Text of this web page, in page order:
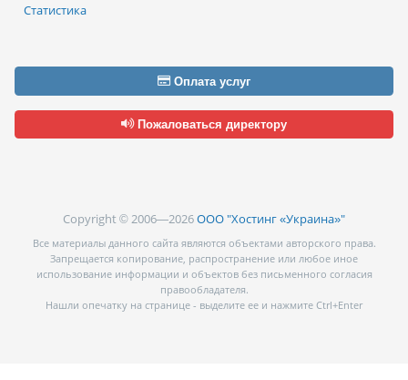
Статистика
Оплата услуг
Пожаловаться директору
Copyright © 2006—2026ООО "Хостинг «Украина»"
Все материалы данного сайта являются объектами авторского права.
Запрещается копирование, распространение или любое иное
использование информации и объектов без письменного согласия
правообладателя.
Нашли опечатку на странице - выделите ее и нажмите Ctrl+Enter